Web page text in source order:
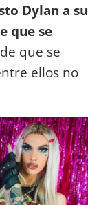
Dylan a su
que se
que se
ellos no